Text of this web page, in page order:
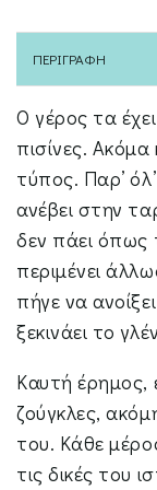
ΠΕΡΙΓΡΑΦΉ
Ο γέρος τα
πισίνες.
τύπος. Παρ’
ανέβει στην
δεν πάει όπως
περιμένει
πήγε να
ξεκινάει το
Καυτή έρημος,
ζούγκλες,
του. Κάθε
τις δικές του